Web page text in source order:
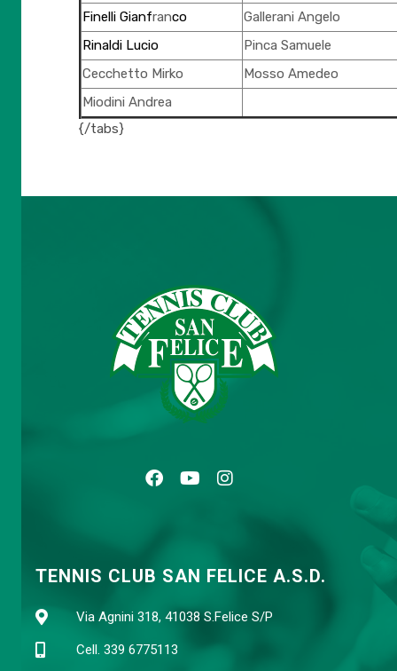
Finelli Gianfranco
Gallerani Angelo
Rinaldi Lucio
Pinca Samuele
Cecchetto Mirko
Mosso Amedeo
Miodini Andrea
{/tabs}
TENNIS CLUB SAN FELICE A.S.D.
Via Agnini 318, 41038 S.Felice S/P
Cell. 339 6775113